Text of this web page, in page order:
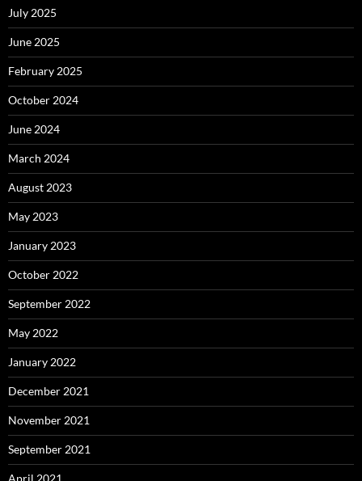
July 2025
June 2025
February 2025
October 2024
June 2024
March 2024
August 2023
May 2023
January 2023
October 2022
September 2022
May 2022
January 2022
December 2021
November 2021
September 2021
April 2021